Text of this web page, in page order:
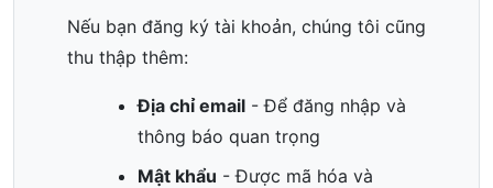
Nếu bạn đăng ký tài khoản, chúng tôi cũng
thu thập thêm:
Địa chỉ email - Để đăng nhập và
thông báo quan trọng
Mật khẩu - Được mã hóa và